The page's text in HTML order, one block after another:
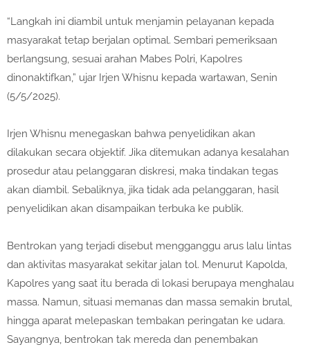
“Langkah ini diambil untuk menjamin pelayanan kepada
masyarakat tetap berjalan optimal. Sembari pemeriksaan
berlangsung, sesuai arahan Mabes Polri, Kapolres
dinonaktifkan,” ujar Irjen Whisnu kepada wartawan, Senin
(5/5/2025).
Irjen Whisnu menegaskan bahwa penyelidikan akan
dilakukan secara objektif. Jika ditemukan adanya kesalahan
prosedur atau pelanggaran diskresi, maka tindakan tegas
akan diambil. Sebaliknya, jika tidak ada pelanggaran, hasil
penyelidikan akan disampaikan terbuka ke publik.
Bentrokan yang terjadi disebut mengganggu arus lalu lintas
dan aktivitas masyarakat sekitar jalan tol. Menurut Kapolda,
Kapolres yang saat itu berada di lokasi berupaya menghalau
massa. Namun, situasi memanas dan massa semakin brutal,
hingga aparat melepaskan tembakan peringatan ke udara.
Sayangnya, bentrokan tak mereda dan penembakan